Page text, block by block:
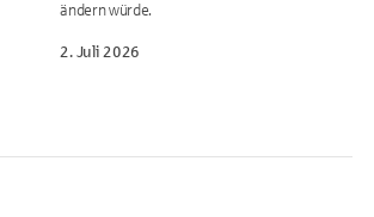
ändern würde.
2. Juli 2026